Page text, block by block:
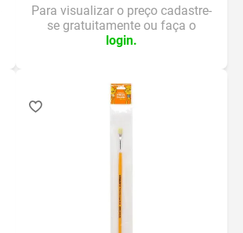
Para visualizar o preço cadastre-
se gratuitamente ou faça o
login.